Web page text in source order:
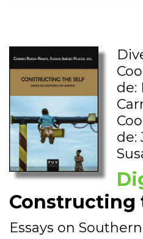
de:
de:
Constructing
Essays on